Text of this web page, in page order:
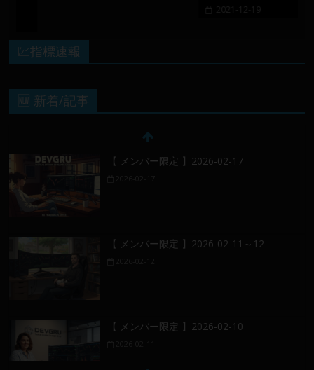
2021-12-19
💹指標速報
🆕 新着/記事
【 メンバー限定 】2026-02-17
【 メンバー限定 】2026-02-11～12
【 メンバー限定 】2026-02-10